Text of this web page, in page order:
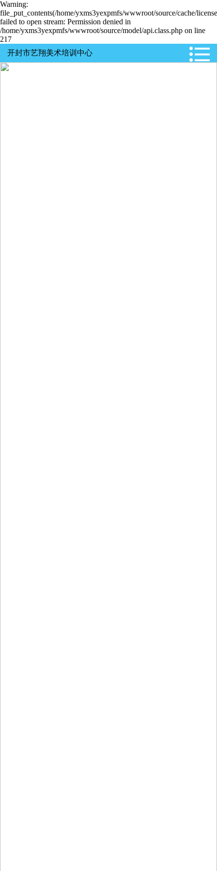
Warning:
file_put_contents(/home/yxms3yexpmfs/wwwroot/source/cache/
failed to open stream: Permission denied in
/home/yxms3yexpmfs/wwwroot/source/model/api.class.php on line
217
开封市艺翔美术培训中心